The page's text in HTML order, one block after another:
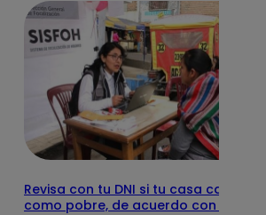
Revisa con tu DNI si tu casa califica
como pobre, de acuerdo con el Sisfoh